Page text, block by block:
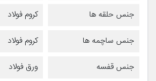
جنس حلقه ها
کروم فولاد
جنس ساچمه ها
کروم فولاد
جنس قفسه
ورق فولاد